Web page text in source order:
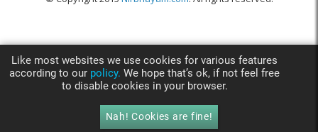
Like most websites we use cookies for various features
according to our policy. We hope that’s ok, if not feel free
to disable cookies in your browser.
Nah! Cookies are fine!